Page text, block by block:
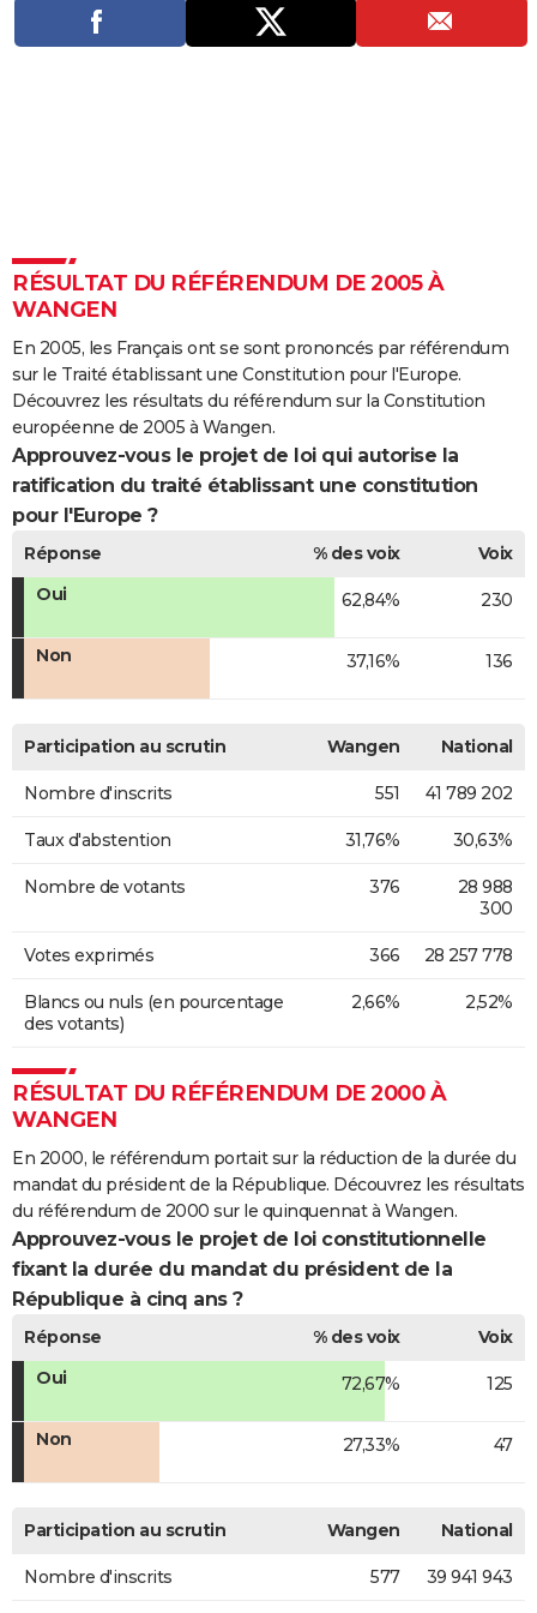
Destinations
Voyage nature
Voyage de noces
Dictionnaire
Biographies
Citations
Expressions
Proverbes
PROGRAMME TV
COPAINS D'AVANT
S'inscrire
Se connecter
Lycées
Collèges
Primaires
Universités
Entreprises
Service militaire
Avis de recherche
AVIS DE DÉCÈS
FORUM
Bricolage
Lifestyle
Culture
Sport
Auto
Television
Voyage
Cinema
RÉSULTAT DU RÉFÉRENDUM DE 2005 À
WANGEN
En 2005, les Français ont se sont prononcés par référendum
sur le Traité établissant une Constitution pour l'Europe.
Découvrez les résultats du référendum sur la Constitution
européenne de 2005 à Wangen.
Approuvez-vous le projet de loi qui autorise la
ratification du traité établissant une constitution
pour l'Europe ?
Réponse % des voix
Voix
Oui
62,84% 230
Non 37,16% 136
Participation au scrutin Wangen National
Nombre d'inscrits 551 41 789 202
Taux d'abstention 31,76% 30,63%
Nombre de votants 376
28 988
300
Votes exprimés 366 28 257 778
Blancs ou nuls (en pourcentage
des votants)
2,66% 2,52%
RÉSULTAT DU RÉFÉRENDUM DE 2000 À
WANGEN
En 2000, le référendum portait sur la réduction de la durée du
mandat du président de la République. Découvrez les résultats
du référendum de 2000 sur le quinquennat à Wangen.
Approuvez-vous le projet de loi constitutionnelle
fixant la durée du mandat du président de la
République à cinq ans ?
Réponse % des voix
Voix
Oui
72,67% 125
Non 27,33% 47
Participation au scrutin Wangen National
Nombre d'inscrits 577 39 941 943